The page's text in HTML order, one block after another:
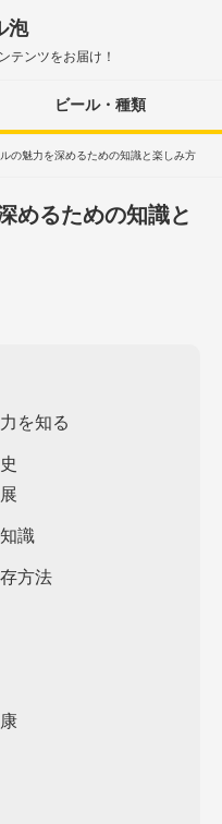
泡
テンツをお届け！
ビール・種類
の魅力を深めるための知識と楽しみ方
めるための知識と
を知る
識
方法